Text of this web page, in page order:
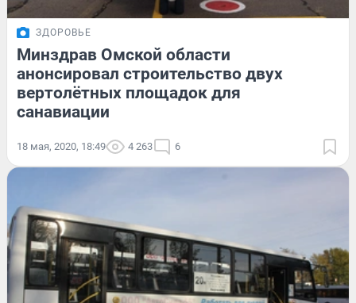
ЗДОРОВЬЕ
Минздрав Омской области
анонсировал строительство двух
вертолётных площадок для
санавиации
18 мая, 2020, 18:49 4 263 6